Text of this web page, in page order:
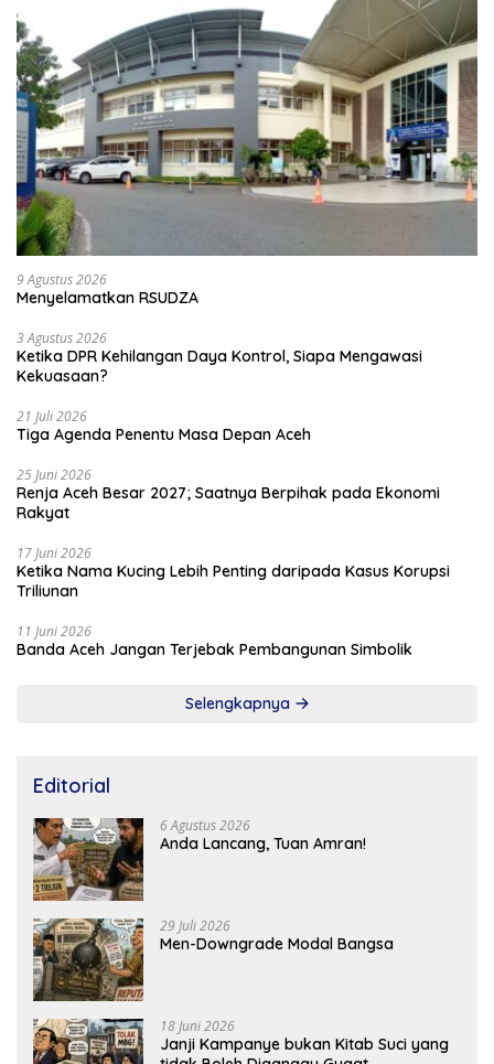
9 Agustus 2026
Menyelamatkan RSUDZA
3 Agustus 2026
Ketika DPR Kehilangan Daya Kontrol, Siapa Mengawasi
Kekuasaan?
21 Juli 2026
Tiga Agenda Penentu Masa Depan Aceh
25 Juni 2026
Renja Aceh Besar 2027; Saatnya Berpihak pada Ekonomi
Rakyat
17 Juni 2026
Ketika Nama Kucing Lebih Penting daripada Kasus Korupsi
Triliunan
11 Juni 2026
Banda Aceh Jangan Terjebak Pembangunan Simbolik
Selengkapnya
Editorial
6 Agustus 2026
Anda Lancang, Tuan Amran!
29 Juli 2026
Men-Downgrade Modal Bangsa
18 Juni 2026
Janji Kampanye bukan Kitab Suci yang